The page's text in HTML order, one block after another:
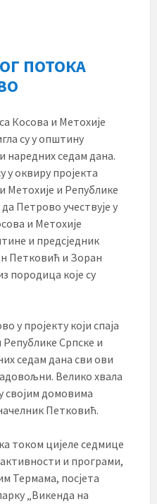
ПОТОКА
Косова и Метохије
су у општину
наредних седам дана.
у оквиру пројекта
Метохије и Републике
Петрово учествује у
и Метохије
и предсједник
Петковић и Зоран
породица које су
у пројекту који спаја
Републике Српске и
седам дана сви ови
Велико хвала
својим домовима
Петковић.
током цијеле седмице
и програми,
Термама, посјета
„Викенда на